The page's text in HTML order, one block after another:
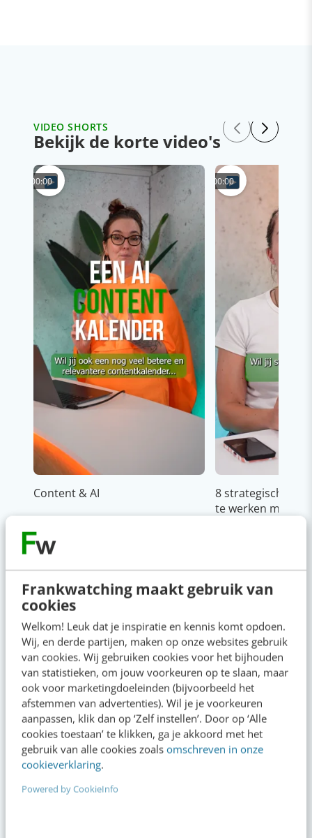
Frankwatching maakt gebruik van
cookies
Welkom! Leuk dat je inspiratie en kennis komt opdoen.
Wij, en derde partijen, maken op onze websites gebruik
van cookies. Wij gebruiken cookies voor het bijhouden
van statistieken, om jouw voorkeuren op te slaan, maar
ook voor marketingdoeleinden (bijvoorbeeld het
afstemmen van advertenties). Wil je je voorkeuren
aanpassen, klik dan op ‘Zelf instellen’. Door op ‘Alle
cookies toestaan’ te klikken, ga je akkoord met het
gebruik van alle cookies zoals omschreven in onze
cookieverklaring.
Powered by CookieInfo
VIDEO SHORTS
Bekijk de korte video's
00:00
Content & AI
00:00
8 strategische
te werken met
Op zoek naar nog meer
kennis?
Actueel
Het meest vergeten hoofdstuk van je
brandbook (en waarom het juist nu
belangrijk is)